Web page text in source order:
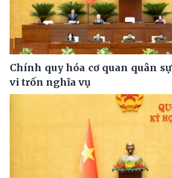
Chính quy hóa cơ quan quân
vi trốn nghĩa vụ